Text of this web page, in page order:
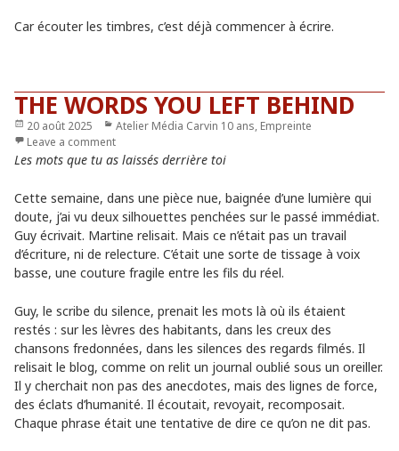
Car écouter les timbres, c’est déjà commencer à écrire.
THE WORDS YOU LEFT BEHIND
Publié
le
20 août 2025 Catégories
Atelier Média Carvin 10 ans, Empreinte
Leave a comment
Les mots que tu as laissés derrière toi
Cette semaine, dans une pièce nue, baignée d’une lumière qui
doute, j’ai vu deux silhouettes penchées sur le passé immédiat.
Guy écrivait. Martine relisait. Mais ce n’était pas un travail
d’écriture, ni de relecture. C’était une sorte de tissage à voix
basse, une couture fragile entre les fils du réel.
Guy, le scribe du silence, prenait les mots là où ils étaient
restés : sur les lèvres des habitants, dans les creux des
chansons fredonnées, dans les silences des regards filmés. Il
relisait le blog, comme on relit un journal oublié sous un oreiller.
Il y cherchait non pas des anecdotes, mais des lignes de force,
des éclats d’humanité. Il écoutait, revoyait, recomposait.
Chaque phrase était une tentative de dire ce qu’on ne dit pas.